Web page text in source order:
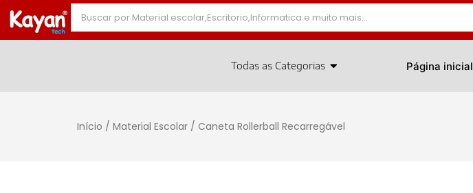
Todas as Categorias Página inicial
Início / Material Escolar / Caneta Rollerball Recarregável